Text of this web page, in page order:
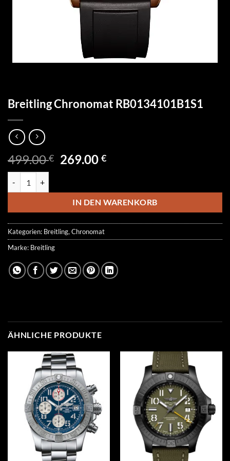
Breitling Chronomat RB0134101B1S1
499.00€ Ursprünglicher
499.00 €
269.00€Aktueller
269.00 €.
IN DEN WARENKORB
Kategorien: Breitling, Chronomat
Marke: Breitling
ÄHNLICHE PRODUKTE